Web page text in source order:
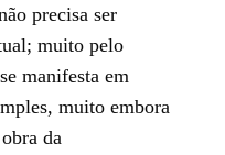
precisa ser
muito pelo
manifesta em
muito embora
da